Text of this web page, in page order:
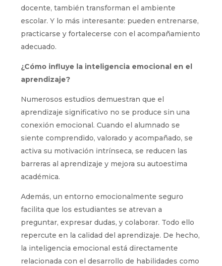
docente, también transforman el ambiente
escolar. Y lo más interesante: pueden entrenarse,
practicarse y fortalecerse con el acompañamiento
adecuado.
¿Cómo influye la inteligencia emocional en el
aprendizaje?
Numerosos estudios demuestran que el
aprendizaje significativo no se produce sin una
conexión emocional. Cuando el alumnado se
siente comprendido, valorado y acompañado, se
activa su motivación intrínseca, se reducen las
barreras al aprendizaje y mejora su autoestima
académica.
Además, un entorno emocionalmente seguro
facilita que los estudiantes se atrevan a
preguntar, expresar dudas, y colaborar. Todo ello
repercute en la calidad del aprendizaje. De hecho,
la inteligencia emocional está directamente
relacionada con el desarrollo de habilidades como